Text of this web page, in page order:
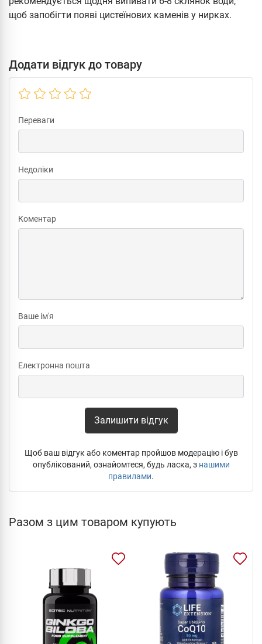
щоб запобігти появі цистеїнових каменів у нирках.
Додати відгук до товару
Переваги
Недоліки
Коментар
Ваше ім'я
Електронна пошта
Залишити відгук
Щоб ваш відгук або коментар пройшов модерацію і був
опублікований, ознайомтеся, будь ласка, з нашими
правилами.
Разом з цим товаром купують